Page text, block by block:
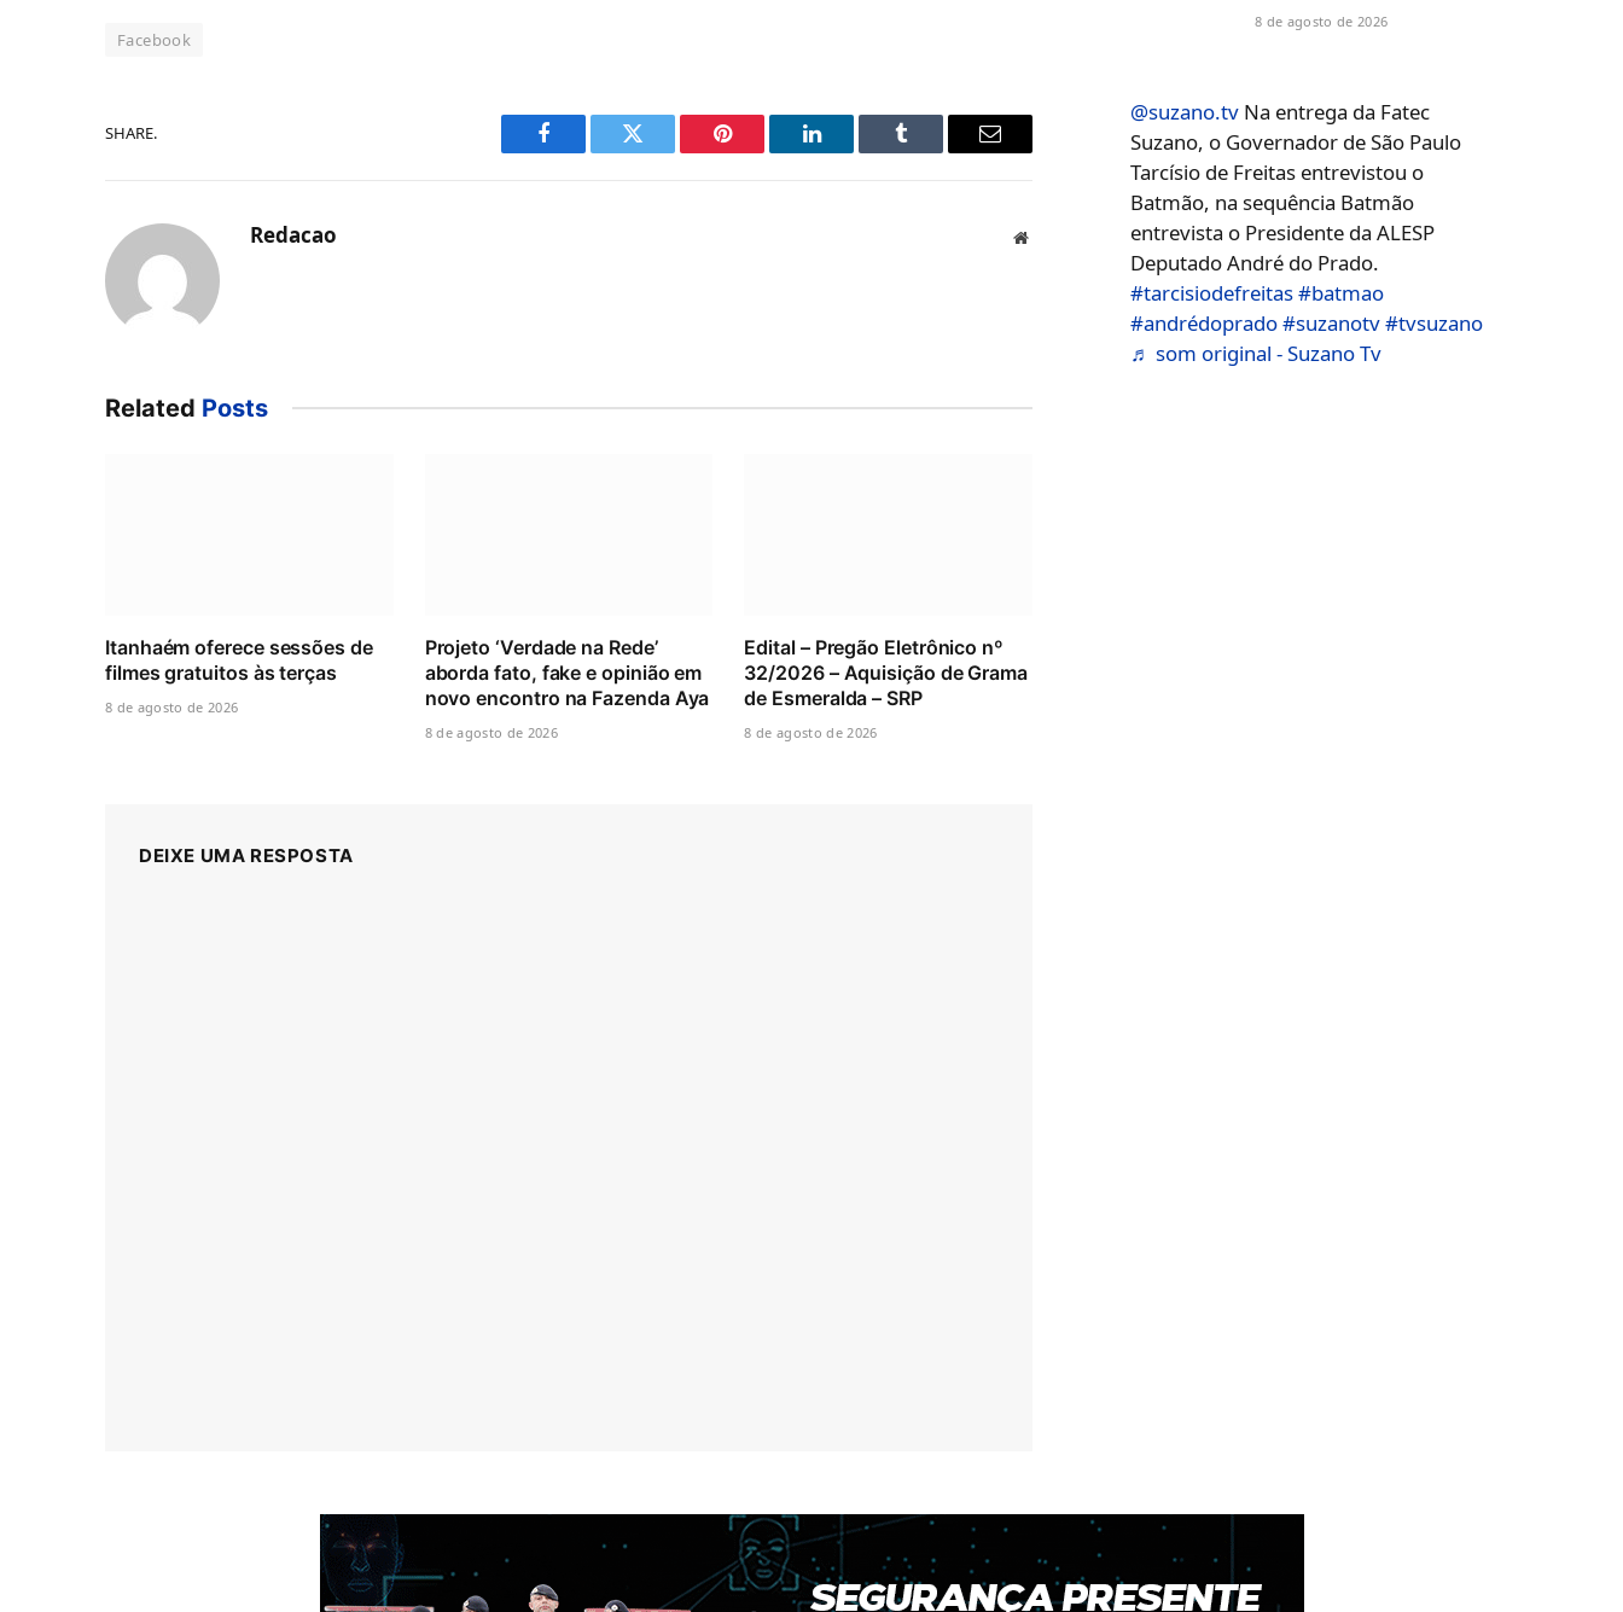
Facebook
SHARE.
Facebook Twitter Pinterest LinkedIn Tumblr Email
Redacao Website
Related Posts
Itanhaém oferece sessões de
filmes gratuitos às terças
8 de agosto de 2026
Projeto ‘Verdade na Rede’
aborda fato, fake e opinião em
novo encontro na Fazenda Aya
8 de agosto de 2026
Edital – Pregão Eletrônico nº
32/2026 – Aquisição de Grama
de Esmeralda – SRP
8 de agosto de 2026
DEIXE UMA RESPOSTA
8 de agosto de 2026
@suzano.tv Na entrega da Fatec
Suzano, o Governador de São Paulo
Tarcísio de Freitas entrevistou o
Batmão, na sequência Batmão
entrevista o Presidente da ALESP
Deputado André do Prado.
#tarcisiodefreitas#batmao
#andrédoprado#suzanotv#tvsuzano
♬ som original - Suzano Tv